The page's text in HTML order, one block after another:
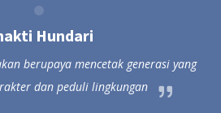
Hundari
berupaya mencetak generasi yang
dan peduli lingkungan